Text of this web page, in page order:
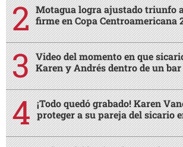
Motagua logra ajustado triunfo
firme en Copa Centroamericana
Video del momento en que
Karen y Andrés dentro de un bar
¡Todo quedó grabado! Karen
proteger a su pareja del sicario